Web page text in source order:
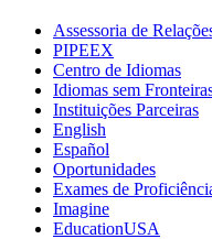
Assessoria de
PIPEEX
Centro de Idiomas
Idiomas sem
Instituições Parceiras
English
Español
Oportunidades
Exames de
Imagine
EducationUSA